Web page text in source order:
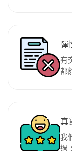
彈
有
都
真
我
過